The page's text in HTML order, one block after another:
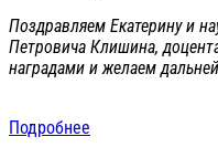
Поздравляем Екатерину и
Петровича Клишина,
наградами и желаем
Подробнее